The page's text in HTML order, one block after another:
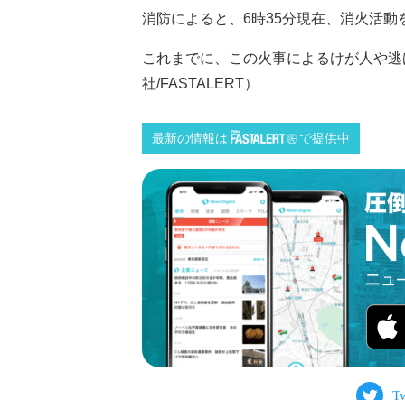
消防によると、6時35分現在、消火活動
これまでに、この火事によるけが人や
社/FASTALERT）
最新の情報は で提供中